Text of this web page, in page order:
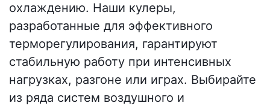
охлаждению. Наши кулеры,
разработанные для эффективного
терморегулирования, гарантируют
стабильную работу при интенсивных
нагрузках, разгоне или играх. Выбирайте
из ряда систем воздушного и